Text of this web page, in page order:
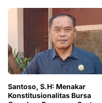
Santoso, S.H: Menakar
Konstitusionalitas Bursa